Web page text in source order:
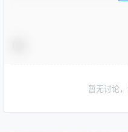
暂无讨论